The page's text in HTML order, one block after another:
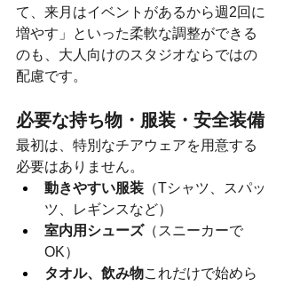
て、来月はイベントがあるから週2回に
増やす」といった柔軟な調整ができる
のも、大人向けのスタジオならではの
配慮です。
必要な持ち物・服装・安全装備
最初は、特別なチアウェアを用意する
必要はありません。
動きやすい服装 （Tシャツ、スパッ
ツ、レギンスなど）
室内用シューズ（スニーカーで
OK）
タオル、飲み物これだけで始めら